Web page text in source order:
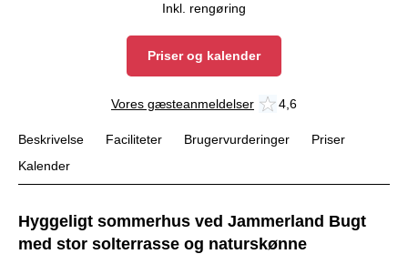
Inkl. rengøring
Priser og kalender
Vores gæsteanmeldelser 4,6
Beskrivelse Faciliteter Brugervurderinger
Priser
Kalender
Hyggeligt sommerhus ved Jammerland Bugt
med stor solterrasse og naturskønne